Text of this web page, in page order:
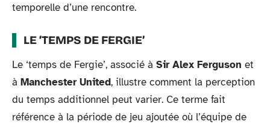
temporelle d’une rencontre.
LE ‘TEMPS DE FERGIE’
Le ‘temps de Fergie’, associé à Sir Alex Ferguson et
à Manchester United, illustre comment la perception
du temps additionnel peut varier. Ce terme fait
référence à la période de jeu ajoutée où l’équipe de